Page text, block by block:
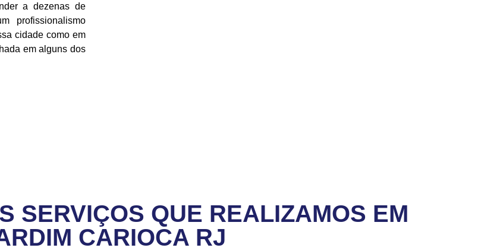
a dezenas de
profissionalismo
cidade como em
em alguns dos
SERVIÇOS QUE REALIZAMOS EM
CARIOCA RJ